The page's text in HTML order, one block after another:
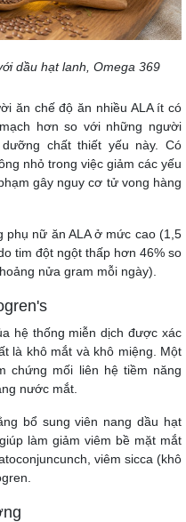
dầu hạt lanh, Omega 369
ăn chế độ ăn nhiều ALA ít có
hơn so với những người
chất thiết yếu này. Có
nhỏ trong việc giảm các yếu
gây nguy cơ tử vong hàng
phụ nữ ăn ALA ở mức cao (1,5
tim đột ngột thấp hơn 46% so
nửa gram mỗi ngày).
hệ thống miễn dịch được xác
là khô mắt và khô miệng. Một
chứng mối liên hệ tiềm năng
nước mắt.
bổ sung viên nang dầu hạt
làm giảm viêm bề mặt mắt
viêm sicca (khô